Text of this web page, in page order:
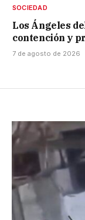
SOCIEDAD
Los Ángeles
contención y
7 de agosto de 2026